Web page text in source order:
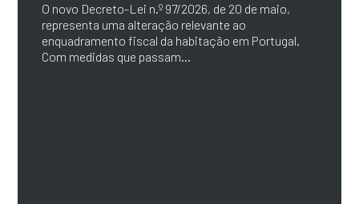
O novo Decreto-Lei n.º 97/2026, de 20 de maio,
representa uma alteração relevante ao
enquadramento fiscal da habitação em Portugal.
Com medidas que passam...